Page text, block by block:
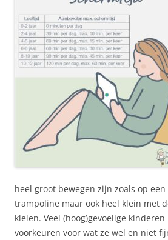
heel groot bewegen zijn zoals op
trampoline maar ook heel klein met
kleien. Veel (hoog)gevoelige
voorkeuren voor wat ze wel en niet